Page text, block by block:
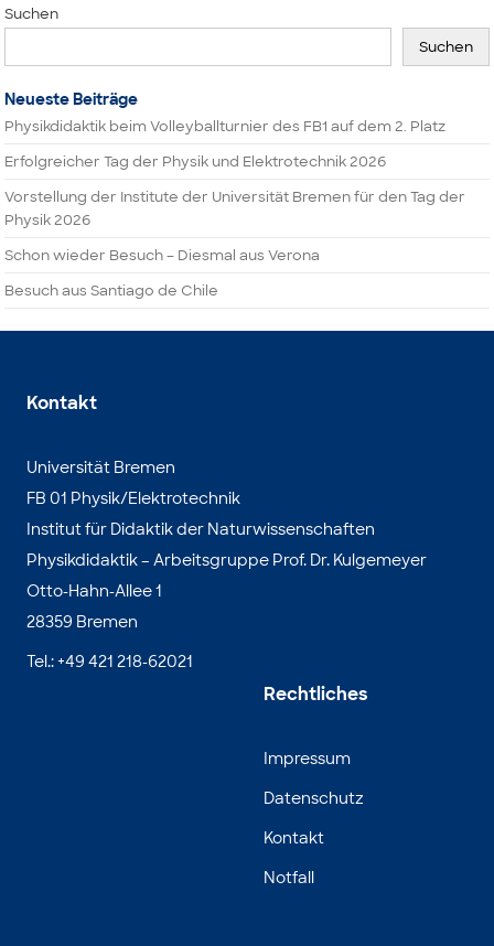
Suchen
Suchen
Neueste Beiträge
Physikdidaktik beim Volleyballturnier des FB1 auf dem 2. Platz
Erfolgreicher Tag der Physik und Elektrotechnik 2026
Vorstellung der Institute der Universität Bremen für den Tag der
Physik 2026
Schon wieder Besuch – Diesmal aus Verona
Besuch aus Santiago de Chile
Kontakt
Universität Bremen
FB 01 Physik/Elektrotechnik
Institut für Didaktik der Naturwissenschaften
Physikdidaktik – Arbeitsgruppe Prof. Dr. Kulgemeyer
Otto-Hahn-Allee 1
28359 Bremen
Tel.: +49 421 218-62021
Rechtliches
Impressum
Datenschutz
Kontakt
Notfall